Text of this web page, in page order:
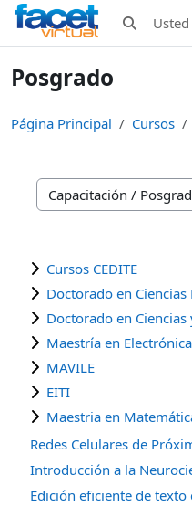
Salta al contenido principal
Selector
Posgrado
Página Principal Cursos
Categorías
Cursos CEDITE
Doctorado en
Doctorado en
Maestría en Electrónica
MAVILE
EITI
Maestria en
Redes Celulares de
Introducción a la
Edición eficiente de